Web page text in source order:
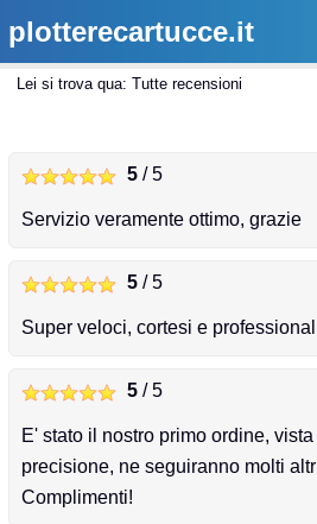
plotterecartucce.it
Lei si trova qua: Tutte recensioni
5 / 5
Servizio veramente ottimo, grazie
5 / 5
Super veloci, cortesi e
5 / 5
E' stato il nostro primo ordine,
precisione, ne seguiranno molti
Complimenti!